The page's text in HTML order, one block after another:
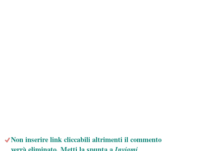
Non inserire link cliccabili altrimenti il commento